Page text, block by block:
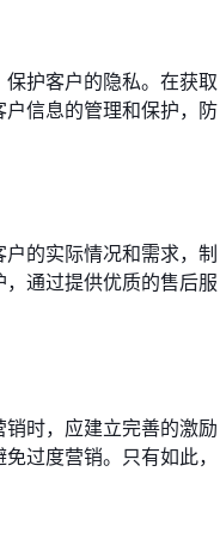
护客户的隐私。在获取
信息的管理和保护，防
的实际情况和需求，制
通过提供优质的售后服
时，应建立完善的激励
过度营销。只有如此，